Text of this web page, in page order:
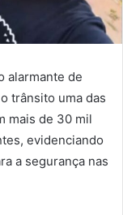
alarmante de
trânsito uma das
mais de 30 mil
evidenciando
a segurança nas